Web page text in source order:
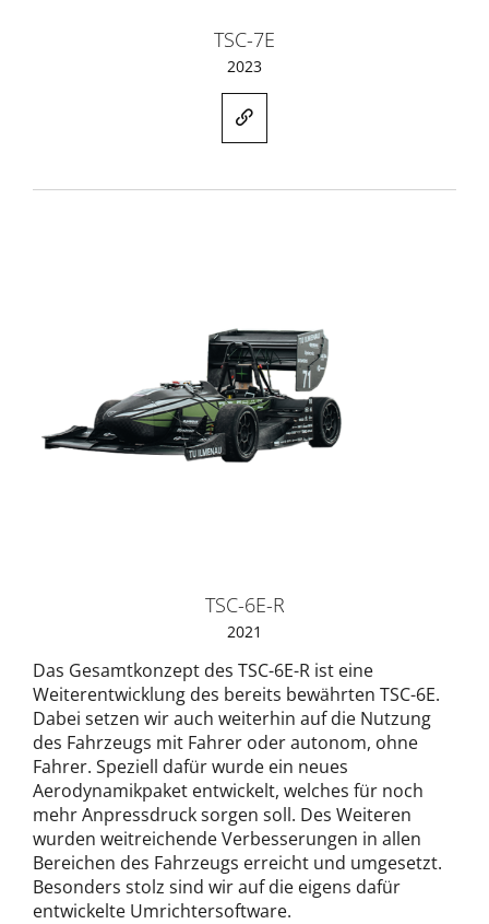
TSC-7E
2023
TSC-6E-R
2021
Das Gesamtkonzept des TSC-6E-R ist eine
Weiterentwicklung des bereits bewährten TSC-6E.
Dabei setzen wir auch weiterhin auf die Nutzung
des Fahrzeugs mit Fahrer oder autonom, ohne
Fahrer. Speziell dafür wurde ein neues
Aerodynamikpaket entwickelt, welches für noch
mehr Anpressdruck sorgen soll. Des Weiteren
wurden weitreichende Verbesserungen in allen
Bereichen des Fahrzeugs erreicht und umgesetzt.
Besonders stolz sind wir auf die eigens dafür
entwickelte Umrichtersoftware.